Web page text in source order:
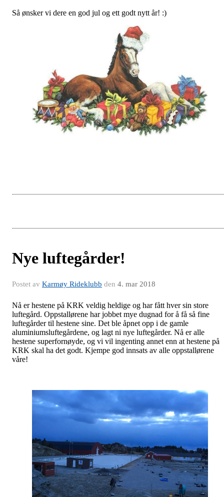
Så ønsker vi dere en god jul og ett godt nytt år! :)
Nye luftegårder!
Postet av Karmøy Rideklubb den 4. mar 2018
Nå er hestene på KRK veldig heldige og har fått hver sin store
luftegård. Oppstallørene har jobbet mye dugnad for å få så fine
luftegårder til hestene sine. Det ble åpnet opp i de gamle
aluminiumsluftegårdene, og lagt ni nye luftegårder. Nå er alle
hestene superfornøyde, og vi vil ingenting annet enn at hestene på
KRK skal ha det godt. Kjempe god innsats av alle oppstallørene
våre!